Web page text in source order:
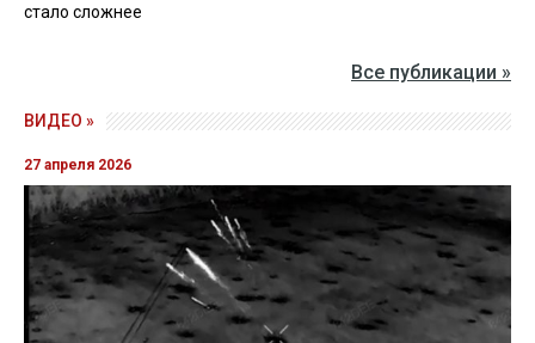
стало сложнее
Все публикации »
ВИДЕО »
27 апреля 2026